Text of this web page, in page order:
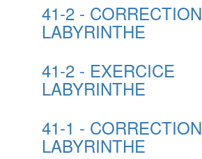
41-2 - CORRECTION
LABYRINTHE
41-2 - EXERCICE
LABYRINTHE
41-1 - CORRECTION
LABYRINTHE